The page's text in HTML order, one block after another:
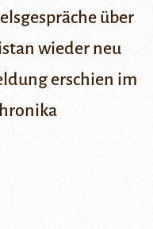
über
wieder neu
erschien im